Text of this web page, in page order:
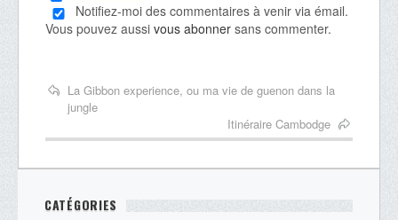
Notifiez-moi des commentaires à venir via émail.
Vous pouvez aussi vous abonner sans commenter.
La Gibbon experience, ou ma vie de guenon dans la
jungle
Itinéraire Cambodge
CATÉGORIES